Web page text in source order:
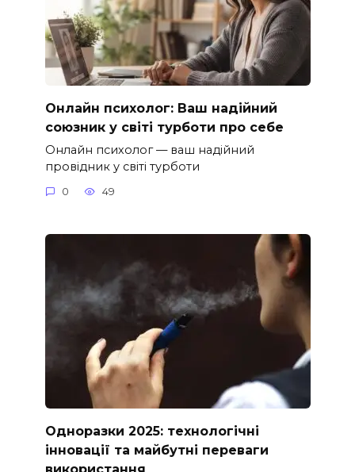
Онлайн психолог: Ваш надійний
союзник у світі турботи про себе
Онлайн психолог — ваш надійний
провідник у світі турботи
0 49
Одноразки 2025: технологічні
інновації та майбутні переваги
використання